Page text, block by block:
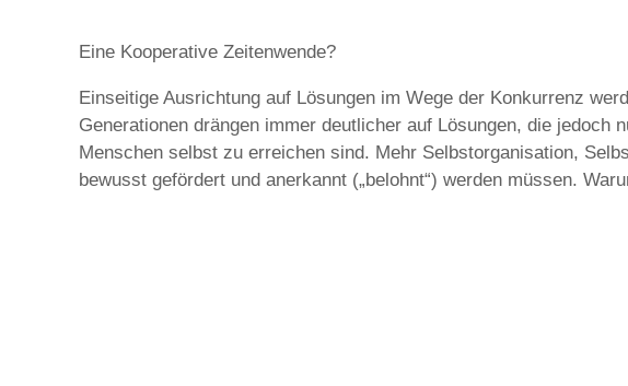
Eine Kooperative Zeitenwende?
Einseitige Ausrichtung auf Lösungen im Wege der Konkurrenz
Generationen drängen immer deutlicher auf Lösungen, die
Menschen selbst zu erreichen sind. Mehr Selbstorganisation,
bewusst gefördert und anerkannt („belohnt“) werden müssen.